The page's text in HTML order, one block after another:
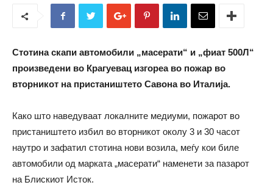
Стотина скапи автомобили „масерати“ и „фиат 500Л“
произведени во Крагуевац изгореа во пожар во
вторникот на пристаништето Савона во Италија.
Како што наведуваат локалните медиуми, пожарот во
пристаништето избил во вторникот околу 3 и 30 часот
наутро и зафатил стотина нови возила, меѓу кои биле
автомобили од марката „масерати“ наменети за пазарот
на Блискиот Исток.